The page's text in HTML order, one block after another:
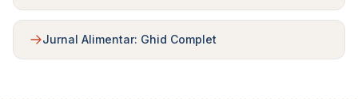
Jurnal Alimentar: Ghid Complet